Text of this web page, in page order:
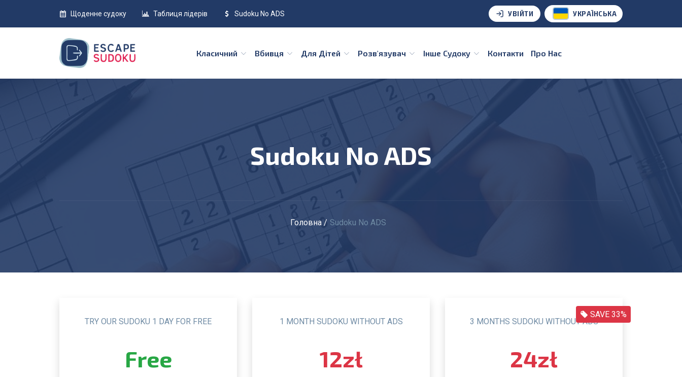
Щоденне судоку Таблиця лідерів Sudoku No ADS УВІЙТИ УКРАЇНСЬКА
Класичний Вбивця Для Дітей Розв'язувач Інше Судоку Контакти Про Нас
Sudoku No ADS
Головна Sudoku No ADS
TRY OUR SUDOKU 1 DAY FOR FREE
Free
1 MONTH SUDOKU WITHOUT ADS
12zł
SAVE 33%
3 MONTHS SUDOKU WITHOUT ADS
24zł